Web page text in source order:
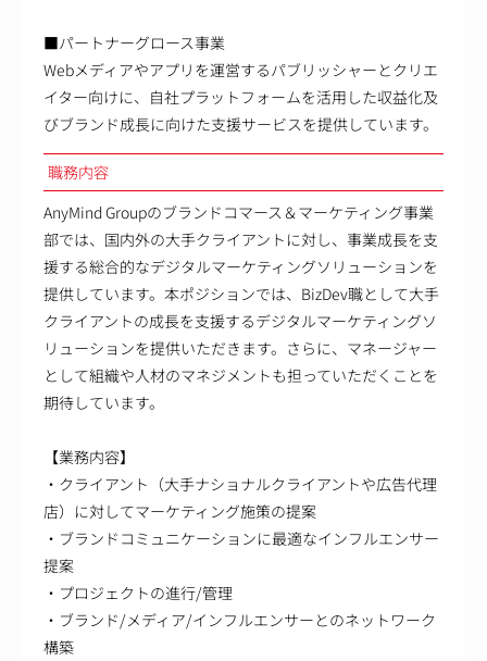
■パートナーグロース事業
Webメディアやアプリを運営するパブリッシャーとクリエ
イター向けに、自社プラットフォームを活用した収益化及
びブランド成長に向けた支援サービスを提供しています。
職務内容
AnyMind Groupのブランドコマース＆マーケティング事業
部では、国内外の大手クライアントに対し、事業成長を支
援する総合的なデジタルマーケティングソリューションを
提供しています。本ポジションでは、BizDev職として大手
クライアントの成長を支援するデジタルマーケティングソ
リューションを提供いただきます。さらに、マネージャー
として組織や人材のマネジメントも担っていただくことを
期待しています。
【業務内容】
・クライアント（大手ナショナルクライアントや広告代理
店）に対してマーケティング施策の提案
・ブランドコミュニケーションに最適なインフルエンサー
提案
・プロジェクトの進行/管理
・ブランド/メディア/インフルエンサーとのネットワーク
構築